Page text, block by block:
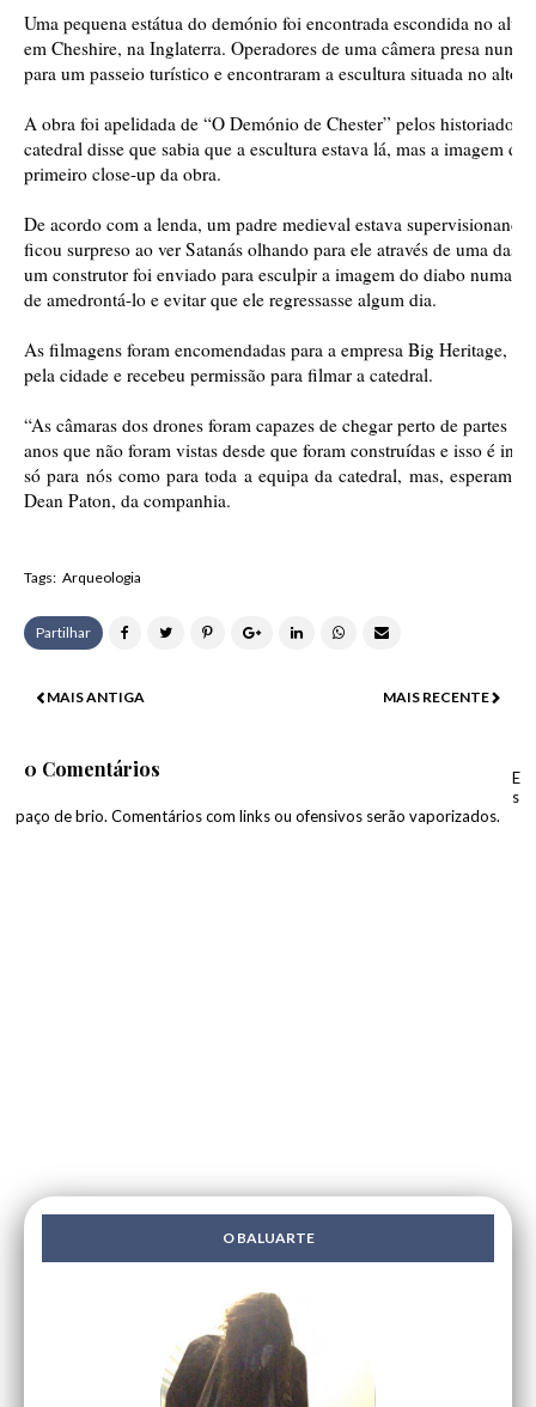
Uma pequena estátua do demónio foi encontrada escondida no alto
em Cheshire, na Inglaterra. Operadores de uma câmera presa
para um passeio turístico e encontraram a escultura situada no alto
A obra foi apelidada de “O Demónio de Chester” pelos
catedral disse que sabia que a escultura estava lá, mas a imagem
primeiro close-up da obra.
De acordo com a lenda, um padre medieval estava
ficou surpreso ao ver Satanás olhando para ele através de uma das
um construtor foi enviado para esculpir a imagem do diabo numa
de amedrontá-lo e evitar que ele regressasse algum dia.
As filmagens foram encomendadas para a empresa Big Heritage,
pela cidade e recebeu permissão para filmar a catedral.
“As câmaras dos drones foram capazes de chegar perto de partes
anos que não foram vistas desde que foram construídas e isso é
só para nós como para toda a equipa da catedral, mas,
Dean Paton, da companhia.
Tags: Arqueologia
Partilhar
MAIS RECENTE
MAIS ANTIGA
0 Comentários
E
s
paço de brio. Comentários com links ou ofensivos serão vaporizados.
O BALUARTE